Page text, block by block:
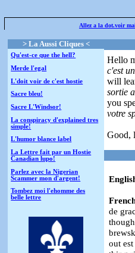
Allez a la dot.voir
> La Aussi Cliques <
Qu'est-ce que the hell?
Merde l'egal
L'doit voir de c'est hostie
Sacre bleu!
Sacre L'Windsor!
La conspiracy d'explained tres
simple!
L'humor blance label
La Lettre fait par un Hostie
Canadian lupo!
Parlez avec la Nigerian
Scammer mon d'argent!
Tombez moi l'ehomme des
belle lettre
Hello
c'est
will
sortie
you
votre
Good,
de
out